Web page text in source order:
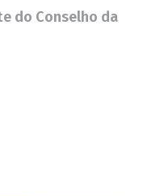
do Conselho da